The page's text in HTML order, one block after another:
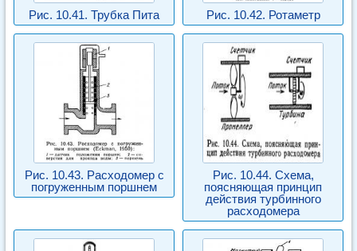
Рис. 10.41. Трубка Пита Рис. 10.42. Ротаметр
Рис. 10.43. Расходомер с
погруженным поршнем
Рис. 10.44. Схема,
поясняющая принцип
действия турбинного
расходомера